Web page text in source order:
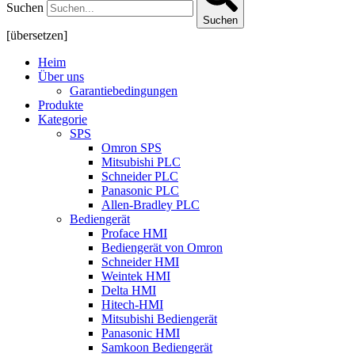
Suchen
Suchen
[übersetzen]
Heim
Über uns
Garantiebedingungen
Produkte
Kategorie
SPS
Omron SPS
Mitsubishi PLC
Schneider PLC
Panasonic PLC
Allen-Bradley PLC
Bediengerät
Proface HMI
Bediengerät von Omron
Schneider HMI
Weintek HMI
Delta HMI
Hitech-HMI
Mitsubishi Bediengerät
Panasonic HMI
Samkoon Bediengerät